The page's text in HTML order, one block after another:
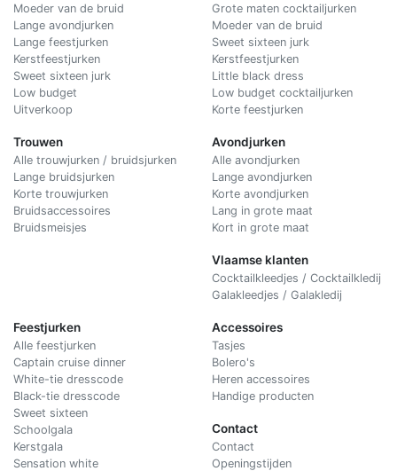
Moeder van de bruid
Lange avondjurken
Lange feestjurken
Kerstfeestjurken
Sweet sixteen jurk
Low budget
Uitverkoop
Trouwen
Alle trouwjurken / bruidsjurken
Lange bruidsjurken
Korte trouwjurken
Bruidsaccessoires
Bruidsmeisjes
Grote maten cocktailjurken
Moeder van de bruid
Sweet sixteen jurk
Kerstfeestjurken
Little black dress
Low budget cocktailjurken
Korte feestjurken
Avondjurken
Alle avondjurken
Lange avondjurken
Korte avondjurken
Lang in grote maat
Kort in grote maat
Vlaamse klanten
Cocktailkleedjes / Cocktailkledij
Galakleedjes / Galakledij
Feestjurken
Alle feestjurken
Captain cruise dinner
White-tie dresscode
Black-tie dresscode
Sweet sixteen
Schoolgala
Kerstgala
Sensation white
Accessoires
Tasjes
Bolero's
Heren accessoires
Handige producten
Contact
Contact
Openingstijden